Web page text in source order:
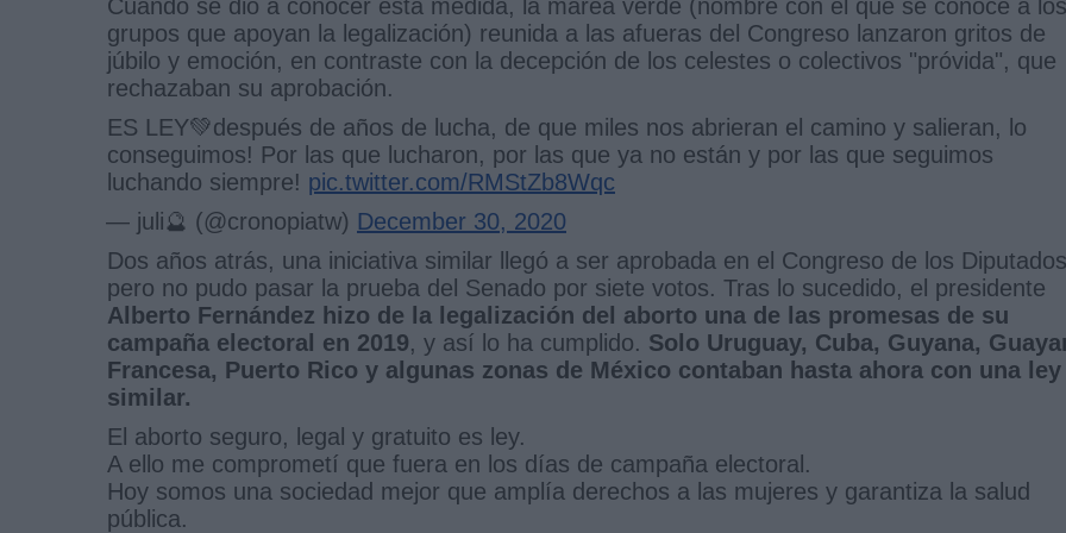
Cuando se dio a conocer esta medida, la marea verde (nombre con el que se conoce a los
grupos que apoyan la legalización) reunida a las afueras del Congreso lanzaron gritos de
júbilo y emoción, en contraste con la decepción de los celestes o colectivos "próvida", que
rechazaban su aprobación.
ES LEY💚después de años de lucha, de que miles nos abrieran el camino y salieran, lo
conseguimos! Por las que lucharon, por las que ya no están y por las que seguimos
luchando siempre! pic.twitter.com/RMStZb8Wqc
— juli🔮 (@cronopiatw) December 30, 2020
Dos años atrás, una iniciativa similar llegó a ser aprobada en el Congreso de los
pero no pudo pasar la prueba del Senado por siete votos. Tras lo sucedido, el presidente
Alberto Fernández hizo de la legalización del aborto una de las promesas de su
campaña electoral en 2019, y así lo ha cumplido. Solo Uruguay, Cuba, Guyana,
Francesa, Puerto Rico y algunas zonas de México contaban hasta ahora con una ley
similar.
El aborto seguro, legal y gratuito es ley.
A ello me comprometí que fuera en los días de campaña electoral.
Hoy somos una sociedad mejor que amplía derechos a las mujeres y garantiza la salud
pública.